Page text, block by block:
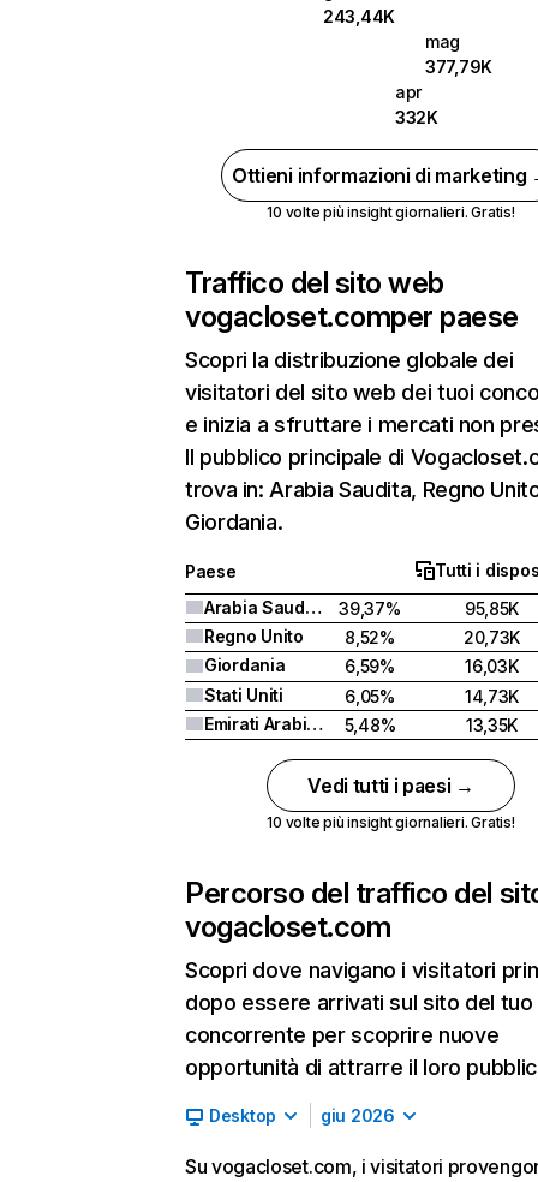
243,44K
mag
377,79K
apr
332K
Ottieni informazioni di marketing
10 volte più insight giornalieri. Gratis!
Traffico del sito web
vogacloset.comper paese
Scopri la distribuzione globale dei
visitatori del sito web dei tuoi
e inizia a sfruttare i mercati non
Il pubblico principale di
trova in: Arabia Saudita, Regno
Giordania.
Paese
Tutti i
Arabia Saudita
39,37%
95,85K
Regno Unito
8,52%
20,73K
Giordania
6,59%
16,03K
Stati Uniti
6,05%
14,73K
Emirati Arabi Uniti
5,48% 13,35K
Vedi tutti i paesi →
10 volte più insight giornalieri. Gratis!
Percorso del traffico del
vogacloset.com
Scopri dove navigano i visitatori
dopo essere arrivati sul sito del tuo
concorrente per scoprire nuove
opportunità di attrarre il loro
Desktop giu 2026
Su vogacloset.com, i visitatori